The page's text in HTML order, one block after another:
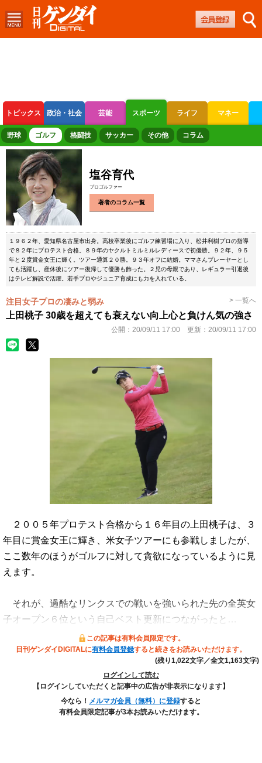
トピックス 政治・社会 芸能 スポーツ ライフ マネー
ボートレース 競輪 オートレース
野球 ゴルフ 格闘技 サッカー その他 コラム
塩谷育代
プロゴルファー
著者のコラム一覧
１９６２年、愛知県名古屋市出身。高校卒業後にゴルフ練習場に入り、松井利樹プロの指導
で８２年にプロテスト合格。８９年のヤクルトミルミルレディースで初優勝。９２年、９５
年と２度賞金女王に輝く。ツアー通算２０勝。９３年オフに結婚。ママさんプレーヤーとし
ても活躍し、産休後にツアー復帰して優勝も飾った。２児の母親であり、レギュラー引退後
はテレビ解説で活躍。若手プロやジュニア育成にも力を入れている。
注目女子プロの凄みと弱み > 一覧へ
上田桃子 30歳を超えても衰えない向上心と負けん気の強さ
公開： 20/09/11 17:00 更新： 20/09/11 17:00
２００５年プロテスト合格から１６年目の上田桃子は、３
年目に賞金女王に輝き、米女子ツアーにも参戦しましたが、
ここ数年のほうがゴルフに対して貪欲になっているように見
えます。
それが、過酷なリンクスでの戦いを強いられた先の全英女
子オープン６位という自己ベスト更新につながったと…
この記事は有料会員限定です。
日刊ゲンダイDIGITALに有料会員登録すると続きをお読みいただけます。
(残り1,022文字／全文1,163文字)
ログインして読む
【ログインしていただくと記事中の広告が非表示になります】
今なら！ メルマガ会員（無料）に登録すると
有料会員限定記事が3本お読みいただけます。